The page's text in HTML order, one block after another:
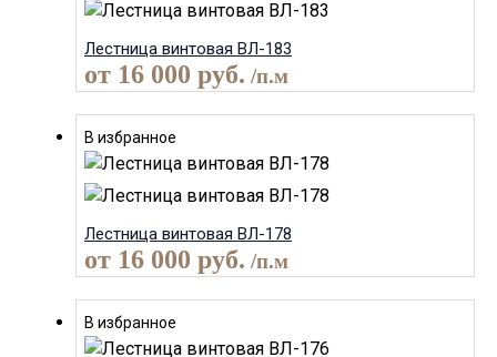
Лестница винтовая ВЛ-183
от 16 000 руб. /п.м
В избранное
Лестница винтовая ВЛ-178
от 16 000 руб. /п.м
В избранное